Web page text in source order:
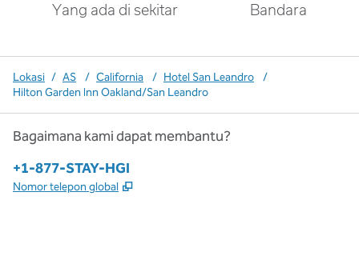
Yang ada di sekitar Bandara
Lokasi / AS / California / Hotel San Leandro
/
Hilton Garden Inn Oakland/San Leandro
Bagaimana kami dapat membantu?
Telepon:
+1-877-STAY-HGI
Nomor telepon global ,